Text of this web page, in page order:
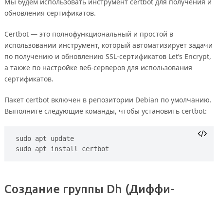
обновления сертификатов.
Certbot — это полнофункциональный и простой в
использовании инструмент, который автоматизирует задачи
по получению и обновлению SSL-сертификатов Let’s Encrypt,
а также по настройке веб-серверов для использования
сертификатов.
Пакет certbot включен в репозитории Debian по умолчанию.
Выполните следующие команды, чтобы установить certbot:
sudo apt update
sudo apt install certbot
Создание группы Dh (Диффи-